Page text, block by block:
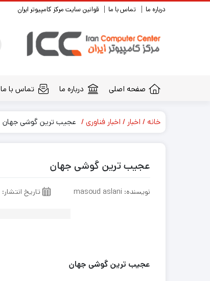
درباره ما تماس با ما قوانین سایت مرکز کامپیوتر ایران
صفحه اصلی درباره ما تماس با ما
خانه اخبار اخبار فناوری عجیب ترین گوشی جهان
عجیب ترین گوشی جهان
نویسنده: masoud aslani تاریخ انتشار: ۲۱ تیر ۱۳۹۶
عجیب ترین گوشی جهان